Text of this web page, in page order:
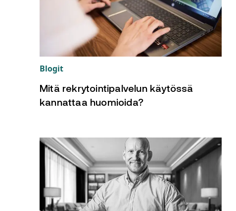
Blogit
Mitä rekrytointipalvelun käytössä
kannattaa huomioida?